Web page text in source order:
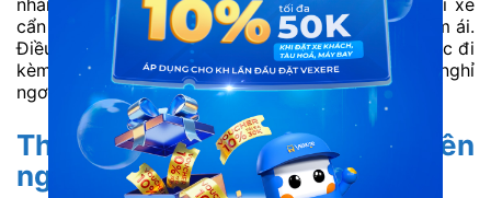
cẩn thận, giữ tốc độ ổn định và xử lý tình huống êm ái.
Điều này đặc biệt phù hợp với người dễ say xe hoặc đi
kèm trẻ nhỏ, người lớn tuổi. Hành khách có thể nghỉ
ngơi thoải mái suốt chặng đường hơn 2 giờ.
Thái độ phục vụ và sự chuyên
nghiệp